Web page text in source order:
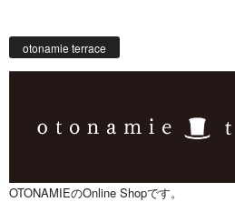
otonamie terrace
OTONAMIEのOnline Shopです。